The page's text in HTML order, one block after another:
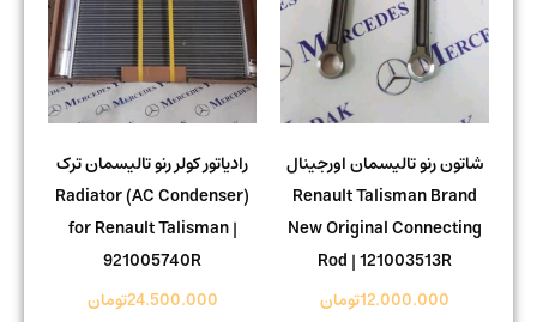
شاتون رنو تالیسمان اورجینال
Renault Talisman Brand
New Original Connecting
Rod | 121003513R
12.000.000تومان
رادیاتور کولر رنو تالیسمان ترک
Radiator (AC Condenser)
for Renault Talisman |
921005740R
24.500.000تومان